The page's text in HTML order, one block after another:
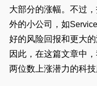
大部分的涨幅。不过
外的小公司，如
好的风险回报和更大的
因此，在这篇文章中
两位数上涨潜力的科技